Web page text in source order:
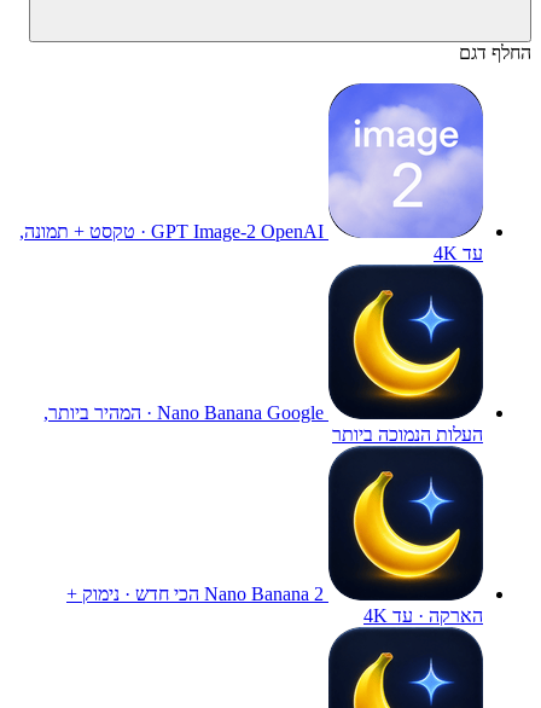
החלף דגם
GPT Image-2 OpenAI · טקסט + תמונה,
עד 4K
Nano Banana Google · המהיר ביותר,
העלות הנמוכה ביותר
Nano Banana 2 הכי חדש · נימוק +
הארקה · עד 4K